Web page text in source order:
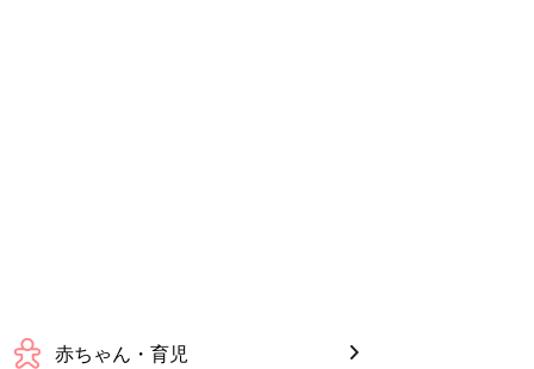
赤ちゃん・育児